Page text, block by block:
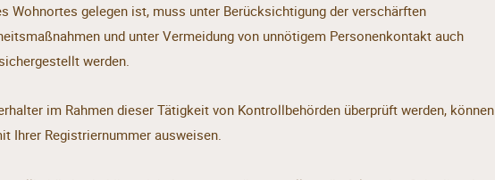
Wohnortes gelegen ist, muss unter Berücksichtigung der verschärften
und unter Vermeidung von unnötigem Personenkontakt auch
werden.
im Rahmen dieser Tätigkeit von Kontrollbehörden überprüft werden, können
Ihrer Registriernummer ausweisen.